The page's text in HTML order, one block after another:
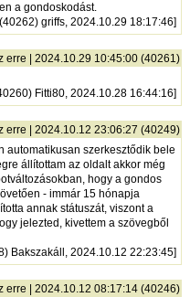
a gondoskodást.
griffs, 2024.10.29 18:17:46]
erre | 2024.10.29 10:45:00 (40261)
Fitti80, 2024.10.28 16:44:16]
erre | 2024.10.12 23:06:27 (40249)
automatikusan szerkesztődik bele
állítottam az oldalt akkor még
hogy a gondos
- immár 15 hónapja
annak státuszát, viszont a
jelezted, kivettem a szövegből
Bakszakáll, 2024.10.12 22:23:45]
erre | 2024.10.12 08:17:14 (40246)